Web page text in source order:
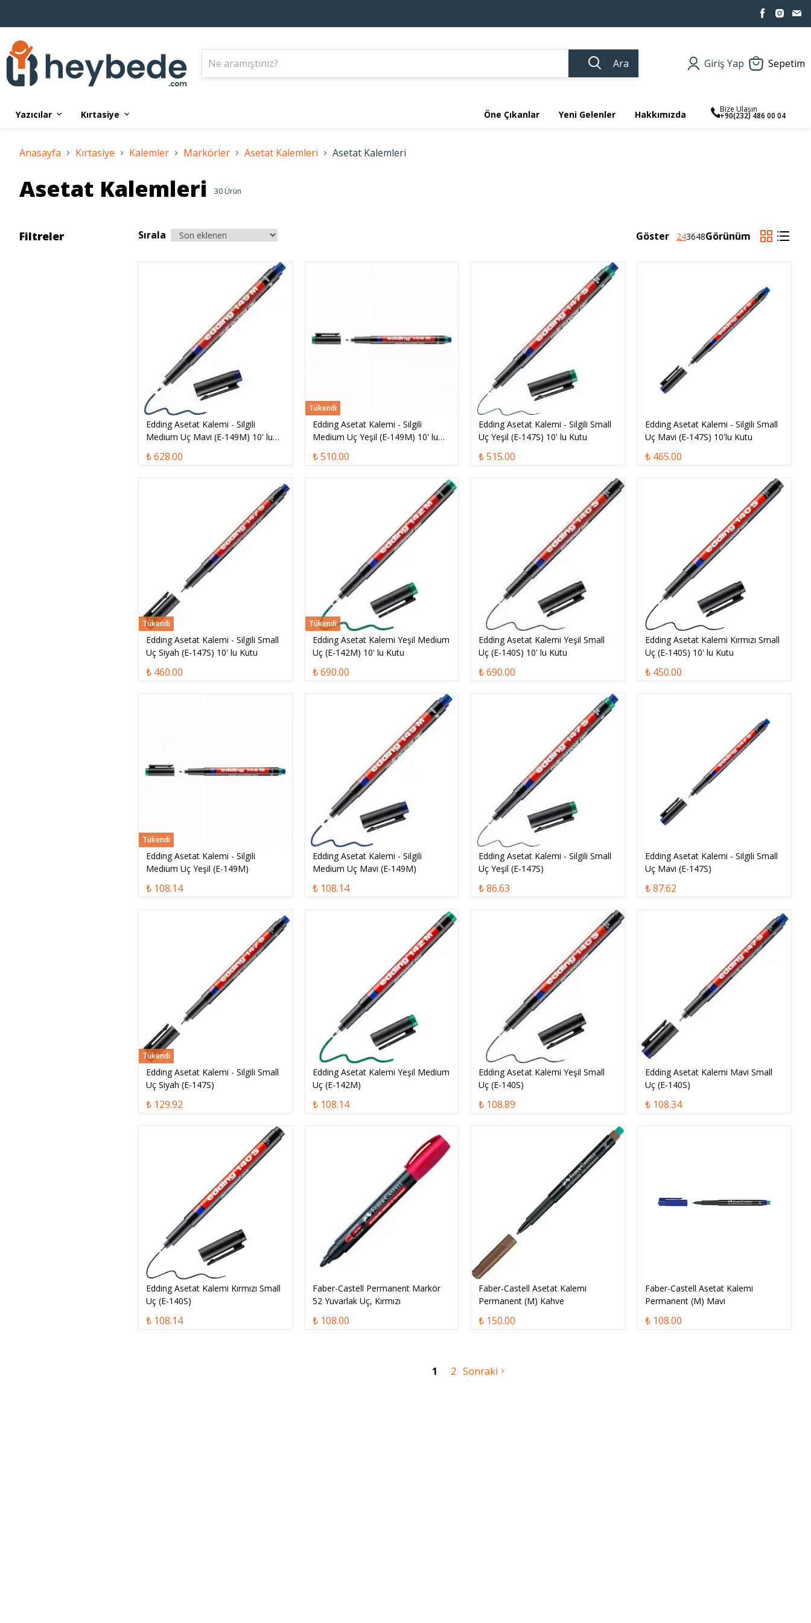
Ara Giriş Yap Sepetim
Yazıcılar Kırtasiye Öne Çıkanlar Yeni Gelenler Hakkımızda Bize Ulaşın
+90(232) 486 00 04
Anasayfa Kırtasiye Kalemler Markörler Asetat Kalemleri Asetat Kalemleri
Asetat Kalemleri 30 Ürün
Filtreler Sırala Göster 243648Görünüm
Edding Asetat Kalemi - Silgili
Medium Uç Mavi (E-149M) 10' lu
₺ 628.00
Tükendi
Edding Asetat Kalemi - Silgili
Medium Uç Yeşil (E-149M) 10' lu
₺ 510.00
Edding Asetat Kalemi - Silgili Small
Uç Yeşil (E-147S) 10' lu Kutu
₺ 515.00
Edding Asetat Kalemi - Silgili Small
Uç Mavi (E-147S) 10'lu Kutu
₺ 465.00
Tükendi
Edding Asetat Kalemi - Silgili Small
Uç Siyah (E-147S) 10' lu Kutu
₺ 460.00
Tükendi
Edding Asetat Kalemi Yeşil Medium
Uç (E-142M) 10' lu Kutu
₺ 690.00
Edding Asetat Kalemi Yeşil Small
Uç (E-140S) 10' lu Kutu
₺ 690.00
Edding Asetat Kalemi Kırmızı Small
Uç (E-140S) 10' lu Kutu
₺ 450.00
Tükendi
Edding Asetat Kalemi - Silgili
Medium Uç Yeşil (E-149M)
₺ 108.14
Edding Asetat Kalemi - Silgili
Medium Uç Mavi (E-149M)
₺ 108.14
Edding Asetat Kalemi - Silgili Small
Uç Yeşil (E-147S)
₺ 86.63
Edding Asetat Kalemi - Silgili Small
Uç Mavi (E-147S)
₺ 87.62
Tükendi
Edding Asetat Kalemi - Silgili Small
Uç Siyah (E-147S)
₺ 129.92
Edding Asetat Kalemi Yeşil Medium
Uç (E-142M)
₺ 108.14
Edding Asetat Kalemi Yeşil Small
Uç (E-140S)
₺ 108.89
Edding Asetat Kalemi Mavi Small
Uç (E-140S)
₺ 108.34
Edding Asetat Kalemi Kırmızı Small
Uç (E-140S)
₺ 108.14
Faber-Castell Permanent Markör
52 Yuvarlak Uç, Kırmızı
₺ 108.00
Faber-Castell Asetat Kalemi
Permanent (M) Kahve
₺ 150.00
Faber-Castell Asetat Kalemi
Permanent (M) Mavi
₺ 108.00
1 2 Sonraki